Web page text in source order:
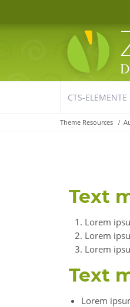
überspringen
CTS-ELEMENTE
Theme Resources
Text
Lorem
Lorem
Lorem
Text
Lorem